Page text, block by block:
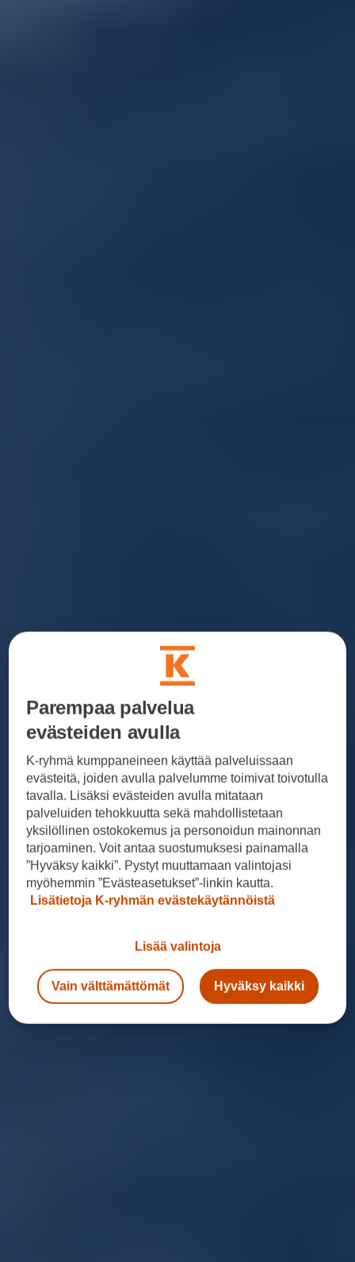
Parempaa palvelua
evästeiden avulla
K-ryhmä kumppaneineen käyttää palveluissaan
evästeitä, joiden avulla palvelumme toimivat toivotulla
tavalla. Lisäksi evästeiden avulla mitataan
palveluiden tehokkuutta sekä mahdollistetaan
yksilöllinen ostokokemus ja personoidun mainonnan
tarjoaminen. Voit antaa suostumuksesi painamalla
”Hyväksy kaikki”. Pystyt muuttamaan valintojasi
myöhemmin ”Evästeasetukset”-linkin kautta.
Lisätietoja K-ryhmän evästekäytännöistä
Lisää valintoja
Vain välttämättömät Hyväksy kaikki